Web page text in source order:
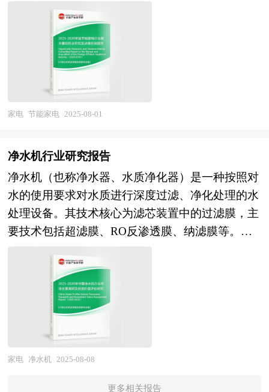
从而构建区域文化。而产业园区恰恰有利于这些条
件的形成，如政府对与园区进行整体规划和科学管
理，在企业引进上就考虑到产业的配套和企业的联
系等。目前，大多产业园区是指由政府或企业为实
现产业发展目标而创立的特殊区位环境。 产业园
区的一般特征是大量企业在一定区域的集中。但
不必然产生聚集效应。产业园区的发展有赖于园内
企业的产业关联性或者业务关联所形成的协同效
应。当共享行为对成本状况与差异化驱动因素产生
影响时，共享能带来竞争优势。但是，协同效应是
在一定支撑条件下产生的，它是由组织结构而不是
利益的相互依附和相互信任是最基本的条件。因此
产业园区发展必须从产业组织形式着手，去寻找有
效途径。产业集群作为实现企业间有效协作的组织
形式，是推动园区发展的必然选择。对于产业园区
来说，产业集群是一种系统性的发展理念，无论是
改善现有的招商环境和创新环境，还是在招商引资
竞争力、发展有国际竞争力的产业为指导思想。在
化等进行了分析，重点分析了国内外浓缩式咖啡机
行业的发展现状、如何面对行业的发展挑战、行业
的发展建议、行业竞争力，以及行业的投资分析和
趋势预测等等。报告还综合了浓缩式咖啡机行业的
整体发展动态，对行业在产品方面提供了参考建议
和具体解决办法。报告对于浓缩式咖啡机产品生产
咖啡机行业发展规律、提高企业的运营效率、促进
企业的发展壮大有学术和实践的双重意义。
能厨电将具备更强的感知和学习能力，能够根据用
户习惯和食材状态自动调整烹饪参数。在产品层
面，智能厨电将与智能家居系统深度融合，形
成“厨房大脑”，实现食材管理、菜谱推荐、自动烹
饪的闭环。在市场格局方面，随着线上渠道的快速
发展和O2O闭环的形成，智能厨电市场将呈现“线
上流量池+线下体验场”的二元竞争格局。同时，随
成为市场主流。 区域产业规划是地方经济发展战
略的核心内容，是各级政府部门发展相关产业
的“路线图”，对于区域发展规划来说，就相当于一
张蓝图对一个建筑物的重要性，有了这张“蓝图”，
区域才能在有规划有计划的基础上进行更好的区域
当地政府以前瞻性的眼光拟定科学合理的发展规
划，特别是一些战略性新兴产业更需要地方政府制
定切实可行的扶持和培育规划。通过区域产业规划
来确定地方经济发展的产业支撑体系，为招商工作
确定方向和框架。我们针对各大城市、区县镇等区
域的产业发展规划，将围绕“产业分析→产业定位
国节能家电行业呈现出快速发展的态势。 当前，
中国节能家电行业正处于快速发展阶段，市场规模
持续扩大。高效节能技术的应用，如变频压缩机、
智能温控和节能电路设计，显著降低了家电的能
耗。同时，各国政府出台的能效标准和补贴政策，
推动了节能家电的普及。消费者对长期节能成本效
外，智能化、网联化、个性化等新兴趋势对产品的
逐渐成为消费者关注的重点。 企业并购包括兼并
与收购。公司兼并是指经由转移公司所有权的形
式，一家或多家公司的全部资产与责任不需经过清
算都转移为另一公司所有，而接受全部资产与责任
的另一公司仍然完全以自身名义继续运行。公司收
购则是指一家公司经由收购另一公司的股票或股份
等方式，取得该另一公司的控制权或管理权。企业
在并购及资产重组活动中会涉及到诸多专业问题，
比如并购目标公司的选定，目标公司资产估值，并
购重组方式的选择、融资方式的选择，并购成本的
控制，并购的法律问题等等，面对这些问题，企业
内部因缺乏专业人才往往难以正确处理，因而必须
家电 节能家电 2025-08-01
净水机行业研究报告
净水机（也称净水器、水质净化器）是一种按照对
水的使用要求对水质进行深度过滤、净化处理的水
处理设备。其技术核心为滤芯装置中的过滤膜，主
要技术包括超滤膜、RO反渗透膜、纳滤膜等。净
重金属等有害物质。消费者对健康饮水的关注度不
断提高，具备矿化、弱碱等功能的净水器受到市场
欢迎。 净水机行业研究报告中的净水机行业数据
分析以权威的国家统计数据为基础，采用宏观和微
观相结合的分析方式，利用科学的统计分析方法，
在描述行业概貌的同时，对净水机行业进行细化分
家电 净水机 2025-08-08
更多相关报告